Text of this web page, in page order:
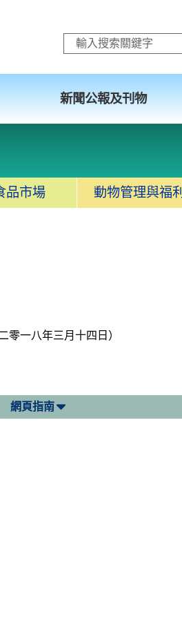
新聞公報及刊物
品市場 動物管理與福利
零一八年三月十四日）
網頁指南